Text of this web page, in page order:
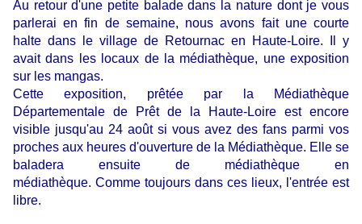
Au retour d'une petite balade dans la nature dont je vous
parlerai en fin de semaine, nous avons fait une courte
halte dans le village de Retournac en Haute-Loire. Il y
avait dans les locaux de la médiathèque, une exposition
sur les mangas.
Cette exposition, prêtée par la Médiathèque
Départementale de Prêt de la Haute-Loire est encore
visible jusqu'au 24 août si vous avez des fans parmi vos
proches aux heures d'ouverture de la Médiathèque. Elle se
baladera ensuite de médiathèque en
médiathèque. Comme toujours dans ces lieux, l'entrée est
libre.